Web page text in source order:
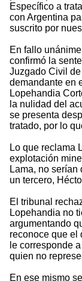
Específico a
con Argentina
suscrito por
En fallo
confirmó la
Juzgado Civil
demandante en
Lopehandia
la nulidad del
se presenta
tratado, por lo
Lo que reclama
explotación
Lama, no
un tercero,
El tribunal
Lopehandia no
argumentando
reconoce que el
le corresponde
quien no
En ese mismo